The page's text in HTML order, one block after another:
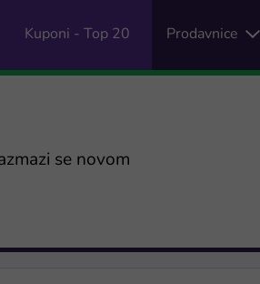
Kuponi - Top 20 Prodavnice
se novom